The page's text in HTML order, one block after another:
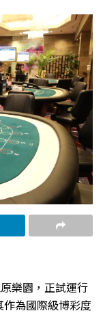
樂園，正試運行
作為國際級博彩度